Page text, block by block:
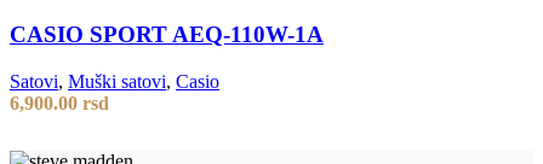
CASIO SPORT AEQ-110W-1A
Satovi, Muški satovi, Casio
6,900.00 rsd